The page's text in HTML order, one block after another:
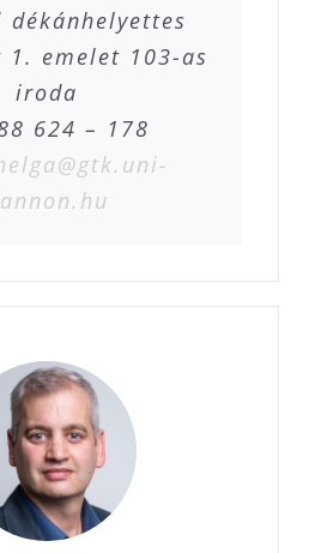
dékánhelyettes
1. emelet 103-as
iroda
624 – 178